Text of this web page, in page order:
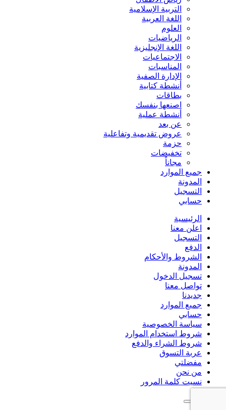
التربية الإسلامية
اللغة العربية
العلوم
الرياضيات
اللغة الإنجليزية
الاجتماعيات
المناسبات
الإدارة الصفية
أنشطة كتابية
بطاقات
اصنعها بنفسك
أنشطة عملية
عن بعد
عروض تقديمية وتفاعلية
حزمة
تخفيضات
مجاناً
جميع الموارد
المدونة
التسجيل
حسابي
الرئيسية
اعلن معنا
التسجيل
الدفع
الشروط والأحكام
المدونة
تسجيل الدخول
تواصل معنا
جديدنا
جميع الموارد
حسابي
سياسة الخصوصية
شروط استخدام الموارد
شروط الشراء والدفع
عربة التسوق
مفضلتي
من نحن
نسيت كلمة المرور